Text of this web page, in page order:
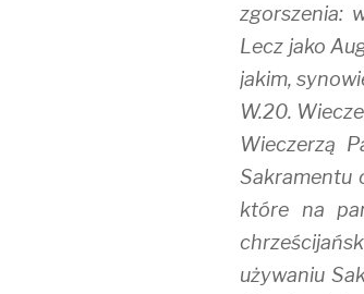
zgorszenia:
Lecz jako
jakim,
W.20.
Wieczerzą
Sakramentu
które na
używaniu